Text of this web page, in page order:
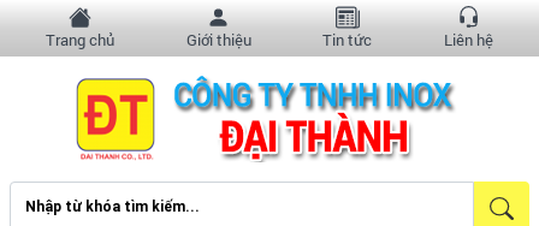
Trang chủ Giới thiệu Tin tức Liên hệ